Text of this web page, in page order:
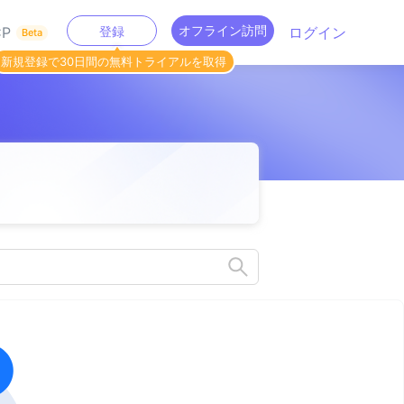
Beta 登録 オフライン訪問 ログイン
新規登録で30日間の無料トライアルを取得